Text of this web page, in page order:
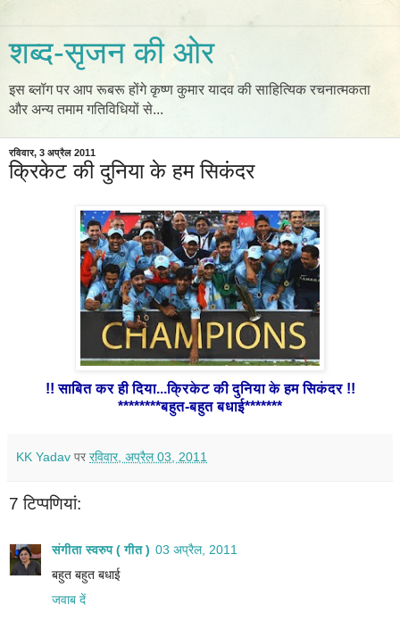
शब्द-सृजन की ओर
इस ब्लॉग पर आप रूबरू होंगे कृष्ण कुमार यादव की साहित्यिक रचनात्मकता
और अन्य तमाम गतिविधियों से...
रविवार, 3 अप्रैल 2011
क्रिकेट की दुनिया के हम सिकंदर
!! साबित कर ही दिया...क्रिकेट की दुनिया के हम सिकंदर !!
********बहुत-बहुत बधाई*******
KK Yadav पर रविवार, अप्रैल 03, 2011
7 टिप्‍पणियां:
संगीता स्वरुप ( गीत ) 03 अप्रैल, 2011
बहुत बहुत बधाई
जवाब दें